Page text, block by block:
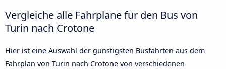
Vergleiche alle Fahrpläne für den Bus von
Turin nach Crotone
Hier ist eine Auswahl der günstigsten Busfahrten aus dem
Fahrplan von Turin nach Crotone von verschiedenen